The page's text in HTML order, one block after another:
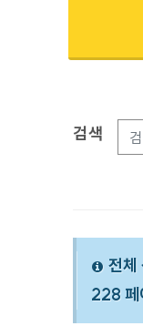
검색옵
검색
전체
228 페